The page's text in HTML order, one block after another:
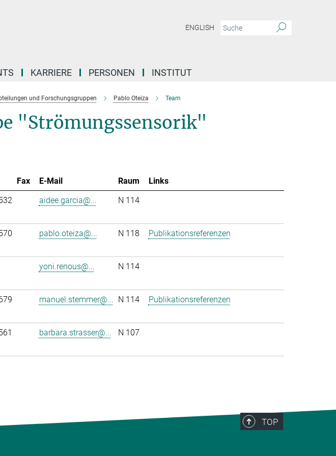
ENGLISH
KARRIERE PERSONEN INSTITUT
und Forschungsgruppen Pablo Oteiza Team
"Strömungssensorik"
Fax E-Mail Raum
Links
aidee.garcia@... N 114
pablo.oteiza@... N 118 Publikationsreferenzen
yoni.renous@... N 114
manuel.stemmer@... N 114 Publikationsreferenzen
barbara.strasser@... N 107
TOP